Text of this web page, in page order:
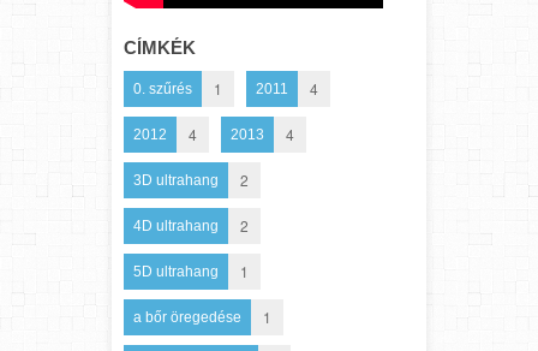
CÍMKÉK
0. szűrés 1 2011 4
2012 4 2013 4
3D ultrahang 2
4D ultrahang 2
5D ultrahang 1
a bőr öregedése 1